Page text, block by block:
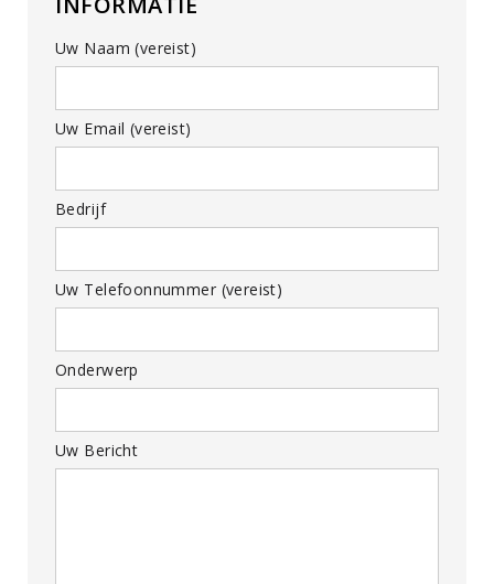
Uw Naam (vereist)
Uw Email (vereist)
Bedrijf
Uw Telefoonnummer (vereist)
Onderwerp
Uw Bericht